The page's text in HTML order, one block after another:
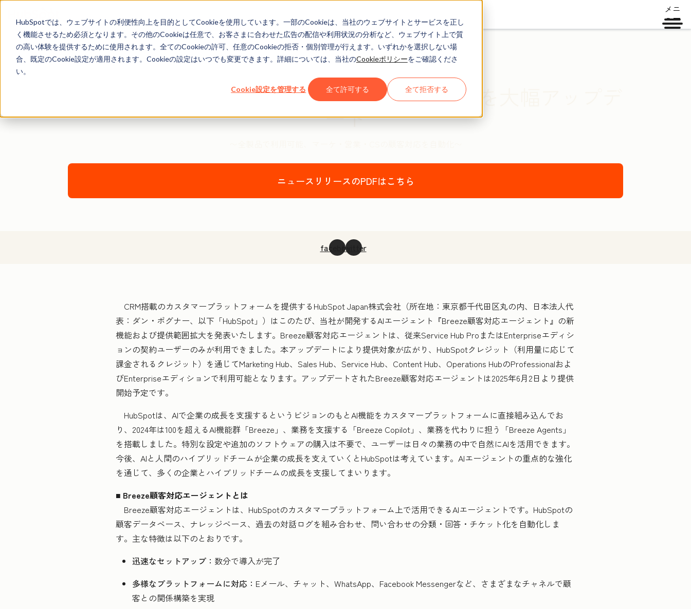
HubSpotでは、ウェブサイトの利便性向上を目的としてCookieを使用しています。一部のCookieは、当社のウェブサイトとサービスを正し
く機能させるため必須となります。その他のCookieは任意で、お客さまに合わせた広告の配信や利用状況の分析など、ウェブサイト上で質
の高い体験を提供するために使用されます。全てのCookieの許可、任意のCookieの拒否・個別管理が行えます。いずれかを選択しない場
合、既定のCookie設定が適用されます。Cookieの設定はいつでも変更できます。詳細については、当社のCookieポリシーをご確認くださ
い。
Cookie設定を管理する 全て許可する 全て拒否する
メニ
ュー
HubSpotが『Breeze顧客対応エージェント』を大幅アップデ
ート
ニュースリリースのPDFはこちら
facebooktwitter
CRM搭載のカスタマープラットフォームを提供するHubSpot Japan株式会社（所在地：東京都千代田区丸の内、日本法人代
表：ダン・ボグナー、以下「HubSpot」）はこのたび、当社が開発するAIエージェント『Breeze顧客対応エージェント』の新
機能および提供範囲拡大を発表いたします。Breeze顧客対応エージェントは、従来Service Hub ProまたはEnterpriseエディシ
ョンの契約ユーザーのみが利用できました。本アップデートにより提供対象が広がり、HubSpotクレジット（利用量に応じて
課金されるクレジット）を通じてMarketing Hub、Sales Hub、Service Hub、Content Hub、Operations HubのProfessionalおよ
びEnterpriseエディションで利用可能となります。アップデートされたBreeze顧客対応エージェントは2025年6月2日より提供
開始予定です。
HubSpotは、AIで企業の成長を支援するというビジョンのもとAI機能をカスタマープラットフォームに直接組み込んでお
り、2024年は100を超えるAI機能群「Breeze」、業務を支援する「Breeze Copilot」、業務を代わりに担う「Breeze Agents」
を搭載しました。特別な設定や追加のソフトウェアの購入は不要で、ユーザーは日々の業務の中で自然にAIを活用できます。
今後、AIと人間のハイブリッドチームが企業の成長を支えていくとHubSpotは考えています。AIエージェントの重点的な強化
を通じて、多くの企業とハイブリッドチームの成長を支援してまいります。
■ Breeze顧客対応エージェントとは
Breeze顧客対応エージェントは、HubSpotのカスタマープラットフォーム上で活用できるAIエージェントです。HubSpotの
顧客データベース、ナレッジベース、過去の対話ログを組み合わせ、問い合わせの分類・回答・チケット化を自動化しま
す。主な特徴は以下のとおりです。
迅速なセットアップ： 数分で導入が完了
多様なプラットフォームに対応： Eメール、チャット、WhatsApp、Facebook Messengerなど、さまざまなチャネルで顧
客との関係構築を実現